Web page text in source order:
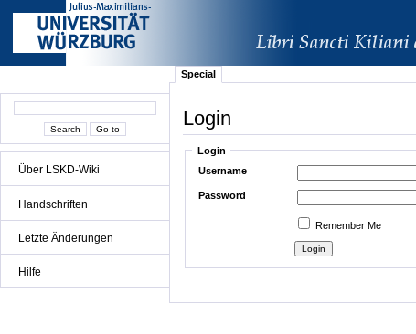
Über LSKD-Wiki
Handschriften
Letzte Änderungen
Hilfe
Special
Login
Login
Username
Password
Remember Me